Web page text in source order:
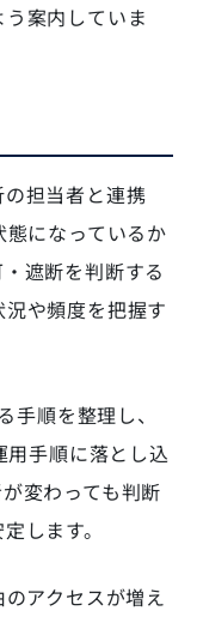
案内していま
担当者と連携
になっているか
遮断を判断する
や頻度を把握す
順を整理し、
手順に落とし込
変わっても判断
します。
アクセスが増え